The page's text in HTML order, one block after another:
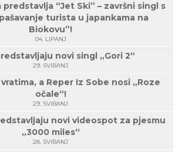
“Jet Ski” – završni singl s
turista u japankama na
Biokovu”!
04. LIPANJ
novi singl „Gori 2“
29. SVIBANJ
a Reper Iz Sobe nosi „Roze
očale“!
29. SVIBANJ
novi videospot za pjesmu
„3000 miles“
28. SVIBANJ